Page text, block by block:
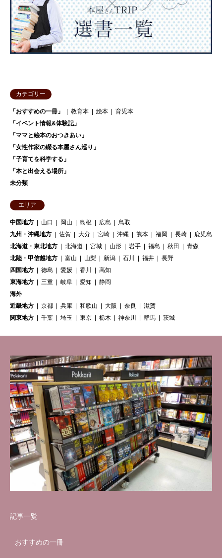
カテゴリー
「おすすめの一冊」 教育本 絵本
育児本
「イベント情報&体験記」
「ママと絵本のおつきあい」
「女性作家の綴る本屋さん巡り」
「子育てを科学する」
「本と出会える場所」
未分類
エリア
中国地方 山口 岡山 島根 広島
鳥取
九州・沖縄地方
佐賀 大分 宮崎 沖縄 熊本 福岡 長崎
鹿児島
北海道・東北地方
北海道 宮城 山形 岩手 福島 秋田
青森
北陸・甲信越地方
富山 山梨 新潟 石川 福井
長野
四国地方
徳島 愛媛 香川
高知
東海地方
三重 岐阜 愛知
静岡
海外
近畿地方
京都 兵庫 和歌山 大阪 奈良
滋賀
関東地方
千葉 埼玉 東京 栃木 神奈川 群馬 茨城
記事一覧
おすすめの一冊